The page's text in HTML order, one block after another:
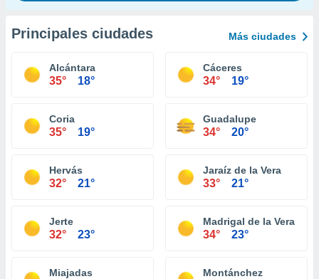
Principales ciudades Más ciudades
Alcántara
35° 18°
Cáceres
34° 19°
Coria
35° 19°
Guadalupe
34° 20°
Hervás
32° 21°
Jaraíz de la Vera
33° 21°
Jerte
32° 23°
Madrigal de la Vera
34° 23°
Miajadas Montánchez